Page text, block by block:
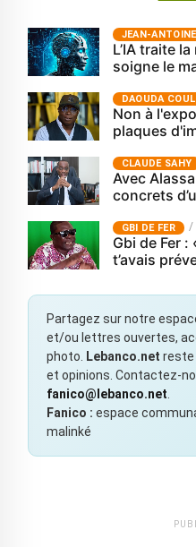
JEAN-
L’IA traite
soigne le
‎DAOUDA
Non à
plaques
CLAUDE SAHY
Avec
concrets
GBI DE FER
Gbi de Fer
t’avais
Partagez sur notre
et/ou lettres ouvertes,
photo.
Lebanco.net reste
et opinions. Contactez-
fanico@lebanco.net
Fanico : espace
malinké